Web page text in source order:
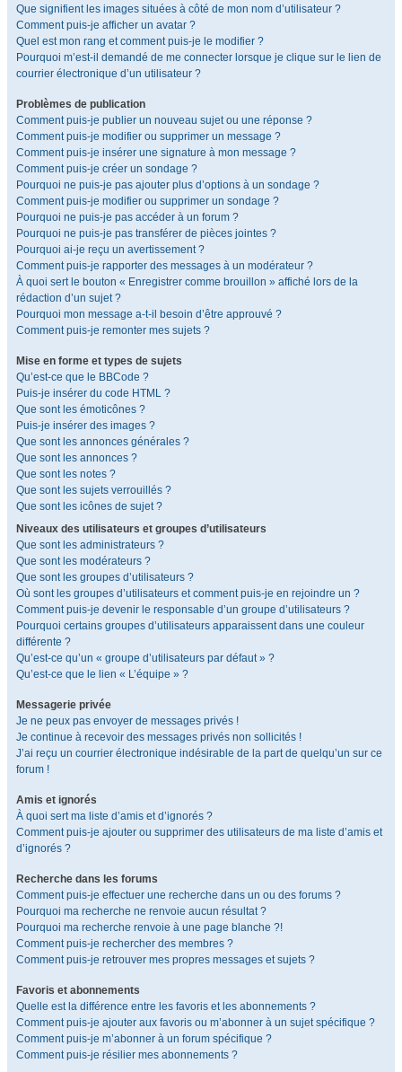
Que signifient les images situées à côté de mon nom d’utilisateur ?
Comment puis-je afficher un avatar ?
Quel est mon rang et comment puis-je le modifier ?
Pourquoi m’est-il demandé de me connecter lorsque je clique sur le lien de
courrier électronique d’un utilisateur ?
Problèmes de publication
Comment puis-je publier un nouveau sujet ou une réponse ?
Comment puis-je modifier ou supprimer un message ?
Comment puis-je insérer une signature à mon message ?
Comment puis-je créer un sondage ?
Pourquoi ne puis-je pas ajouter plus d’options à un sondage ?
Comment puis-je modifier ou supprimer un sondage ?
Pourquoi ne puis-je pas accéder à un forum ?
Pourquoi ne puis-je pas transférer de pièces jointes ?
Pourquoi ai-je reçu un avertissement ?
Comment puis-je rapporter des messages à un modérateur ?
À quoi sert le bouton « Enregistrer comme brouillon » affiché lors de la
rédaction d’un sujet ?
Pourquoi mon message a-t-il besoin d’être approuvé ?
Comment puis-je remonter mes sujets ?
Mise en forme et types de sujets
Qu’est-ce que le BBCode ?
Puis-je insérer du code HTML ?
Que sont les émoticônes ?
Puis-je insérer des images ?
Que sont les annonces générales ?
Que sont les annonces ?
Que sont les notes ?
Que sont les sujets verrouillés ?
Que sont les icônes de sujet ?
Niveaux des utilisateurs et groupes d’utilisateurs
Que sont les administrateurs ?
Que sont les modérateurs ?
Que sont les groupes d’utilisateurs ?
Où sont les groupes d’utilisateurs et comment puis-je en rejoindre un ?
Comment puis-je devenir le responsable d’un groupe d’utilisateurs ?
Pourquoi certains groupes d’utilisateurs apparaissent dans une couleur
différente ?
Qu’est-ce qu’un « groupe d’utilisateurs par défaut » ?
Qu’est-ce que le lien « L’équipe » ?
Messagerie privée
Je ne peux pas envoyer de messages privés !
Je continue à recevoir des messages privés non sollicités !
J’ai reçu un courrier électronique indésirable de la part de quelqu’un sur ce
forum !
Amis et ignorés
À quoi sert ma liste d’amis et d’ignorés ?
Comment puis-je ajouter ou supprimer des utilisateurs de ma liste d’amis et
d’ignorés ?
Recherche dans les forums
Comment puis-je effectuer une recherche dans un ou des forums ?
Pourquoi ma recherche ne renvoie aucun résultat ?
Pourquoi ma recherche renvoie à une page blanche ?!
Comment puis-je rechercher des membres ?
Comment puis-je retrouver mes propres messages et sujets ?
Favoris et abonnements
Quelle est la différence entre les favoris et les abonnements ?
Comment puis-je ajouter aux favoris ou m’abonner à un sujet spécifique ?
Comment puis-je m’abonner à un forum spécifique ?
Comment puis-je résilier mes abonnements ?